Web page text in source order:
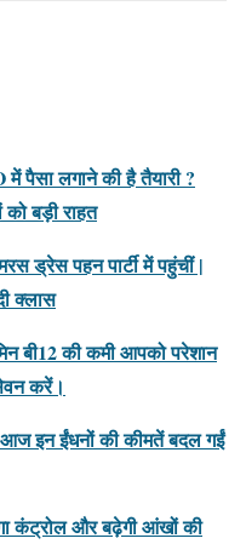
पैसा लगाने की है तैयारी ?
बड़ी राहत
ड्रेस पहन पार्टी में पहुंचीं |
क्लास
बी12 की कमी आपको परेशान
करें।
इन ईंधनों की कीमतें बदल गईं
कंट्रोल और बढ़ेगी आंखों की